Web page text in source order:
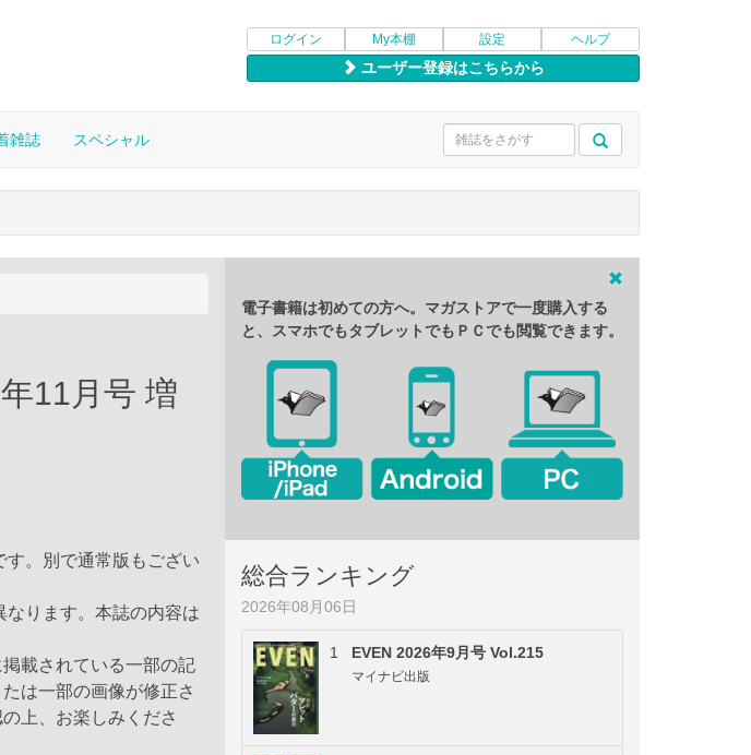
ログイン My本棚 設定 ヘルプ
ユーザー登録はこちらから
雑誌 スペシャル
11月号 増
。別で通常版もござい
ります。本誌の内容は
載されている一部の記
は一部の画像が修正さ
上、お楽しみくださ
電子書籍は初めての方へ。マガストアで一度購入する
と、スマホでもタブレットでもＰＣでも閲覧できます。
総合ランキング
2026年08月06日
1 EVEN 2026年9月号 Vol.215
マイナビ出版